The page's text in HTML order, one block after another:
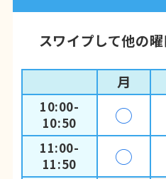
スワイプして他の
月
10:00-
10:50
◯
11:00-
11:50
◯